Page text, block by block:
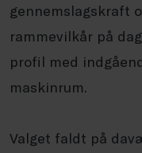
gennemslagskraft
rammevilkår på
profil med
maskinrum.
Valget faldt på